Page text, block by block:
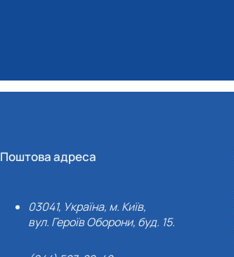
Поштова адреса
03041, Україна, м. Київ,
вул. Героїв Оборони, буд. 15.